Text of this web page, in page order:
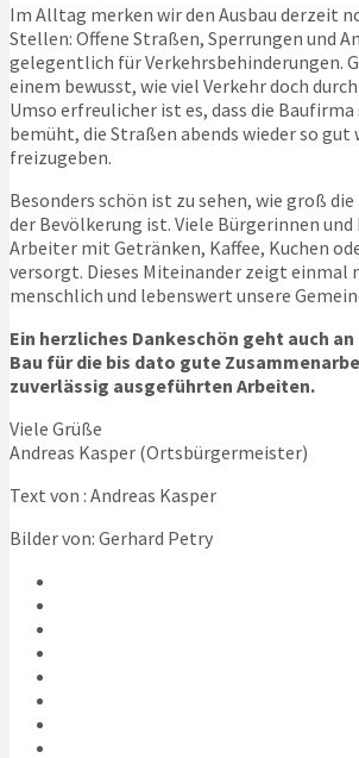
Im Alltag merken wir den Ausbau derzeit
Stellen: Offene Straßen, Sperrungen und
gelegentlich für Verkehrsbehinderungen.
einem bewusst, wie viel Verkehr doch
Umso erfreulicher ist es, dass die Baufirma
bemüht, die Straßen abends wieder so gut
freizugeben.
Besonders schön ist zu sehen, wie groß
der Bevölkerung ist. Viele Bürgerinnen und
Arbeiter mit Getränken, Kaffee, Kuchen
versorgt. Dieses Miteinander zeigt einmal
menschlich und lebenswert unsere
Ein herzliches Dankeschön geht auch an
Bau für die bis dato gute
zuverlässig ausgeführten Arbeiten.
Viele Grüße
Andreas Kasper (Ortsbürgermeister)
Text von : Andreas Kasper
Bilder von: Gerhard Petry